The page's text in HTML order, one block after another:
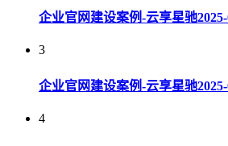
企业官网建设案例-云享星驰
3
企业官网建设案例-云享星驰
4